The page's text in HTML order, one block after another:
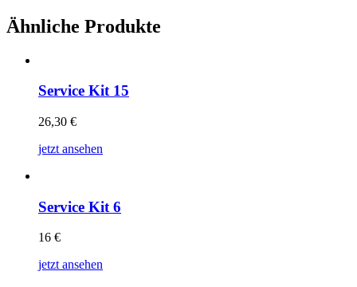
Ähnliche Produkte
Service Kit 15
26,30 €
jetzt ansehen
Service Kit 6
16 €
jetzt ansehen